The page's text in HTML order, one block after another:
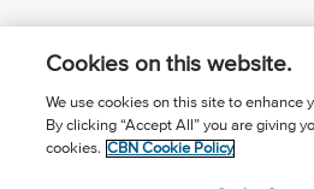
¿Conoces a Jesús?
Seguir Mundo Cristiano
Cookies on this website.
We use cookies on this site to enhance
By clicking “Accept All” you are giving
cookies. CBN Cookie Policy